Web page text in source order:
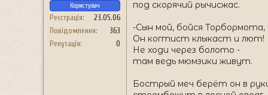
Користувач
Реєстрація
23.05.06
Повідомлення
363
Репутація
0
под скорячий рычисжас.
-Сын мой, бойся Торбормота,
Он когтист клыкаст и лют!
Не ходи через болото -
там ведь мюмзики живут.
Бострый меч берёт он в